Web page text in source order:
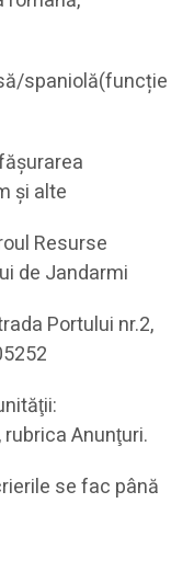
spaniolă(funcție
și alte
Resurse
de Jandarmi
Portului nr.2,
Anunţuri.
se fac până